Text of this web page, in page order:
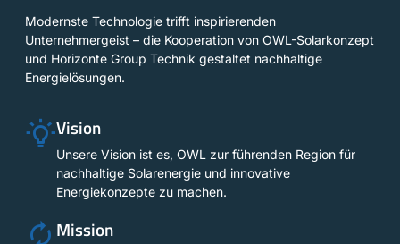
Modernste Technologie trifft inspirierenden
Unternehmergeist – die Kooperation von OWL-Solarkonzept
und Horizonte Group Technik gestaltet nachhaltige
Energielösungen.
Vision
Unsere Vision ist es, OWL zur führenden Region für
nachhaltige Solarenergie und innovative
Energiekonzepte zu machen.
Mission